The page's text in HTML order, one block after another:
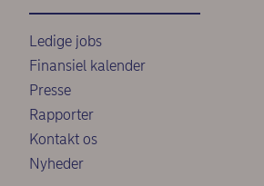
Ledige jobs
Finansiel kalender
Presse
Rapporter
Kontakt os
Nyheder